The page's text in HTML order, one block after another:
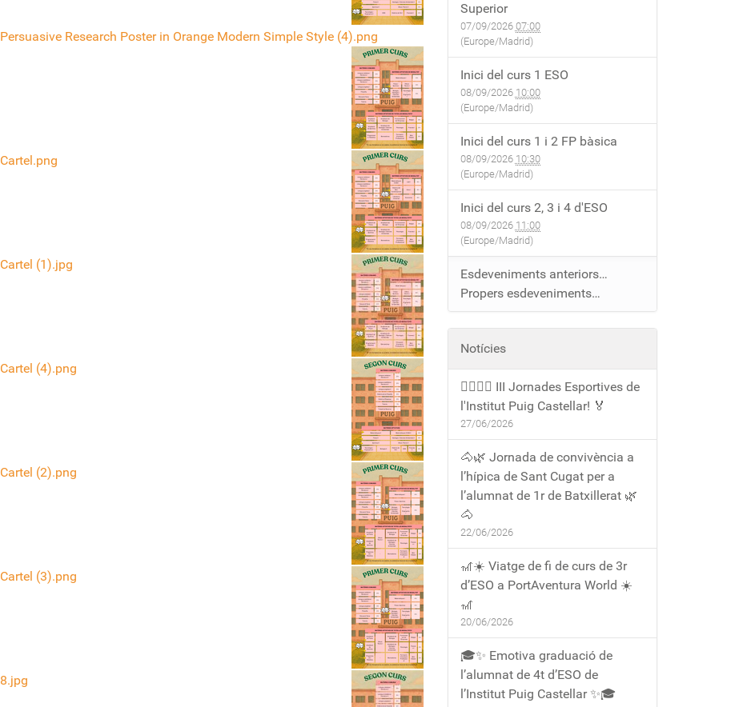
Persuasive Research Poster in Orange Modern Simple Style (4).png
Cartel.png
Cartel (1).jpg
Cartel (4).png
Cartel (2).png
Cartel (3).png
8.jpg
Superior
07/09/2026 07:00
(Europe/Madrid)
Inici del curs 1 ESO
08/09/2026 10:00
(Europe/Madrid)
Inici del curs 1 i 2 FP bàsica
08/09/2026 10:30
(Europe/Madrid)
Inici del curs 2, 3 i 4 d'ESO
08/09/2026 11:00
(Europe/Madrid)
Esdeveniments anteriors…
Propers esdeveniments…
Notícies
🏃‍♀️🏃‍♂️ III Jornades Esportives de
l'Institut Puig Castellar! 🏅
27/06/2026
🐴🌿 Jornada de convivència a
l’hípica de Sant Cugat per a
l’alumnat de 1r de Batxillerat 🌿
🐴
22/06/2026
🎢☀️ Viatge de fi de curs de 3r
d’ESO a PortAventura World ☀️
🎢
20/06/2026
🎓✨ Emotiva graduació de
l’alumnat de 4t d’ESO de
l’Institut Puig Castellar ✨🎓